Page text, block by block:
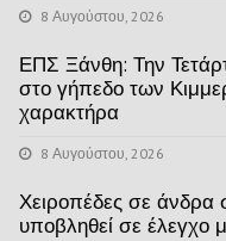
8 Αυγούστου, 2026
ΕΠΣ Ξάνθη: Την
στο γήπεδο των
χαρακτήρα
8 Αυγούστου, 2026
Χειροπέδες σε άνδρα
υποβληθεί σε έλεγχο